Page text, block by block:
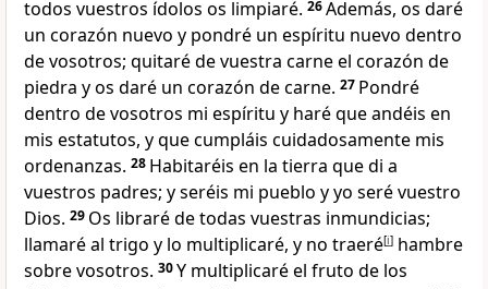
todos vuestros ídolos os limpiaré. 26Además, os daré
un corazón nuevo y pondré un espíritu nuevo dentro
de vosotros; quitaré de vuestra carne el corazón de
piedra y os daré un corazón de carne. 27 Pondré
dentro de vosotros mi espíritu y haré que andéis en
mis estatutos, y que cumpláis cuidadosamente mis
ordenanzas. 28 Habitaréis en la tierra que di a
vuestros padres; y seréis mi pueblo y yo seré vuestro
Dios. 29 Os libraré de todas vuestras inmundicias;
llamaré al trigo y lo multiplicaré, y no traeré[i] hambre
sobre vosotros. 30Y multiplicaré el fruto de los